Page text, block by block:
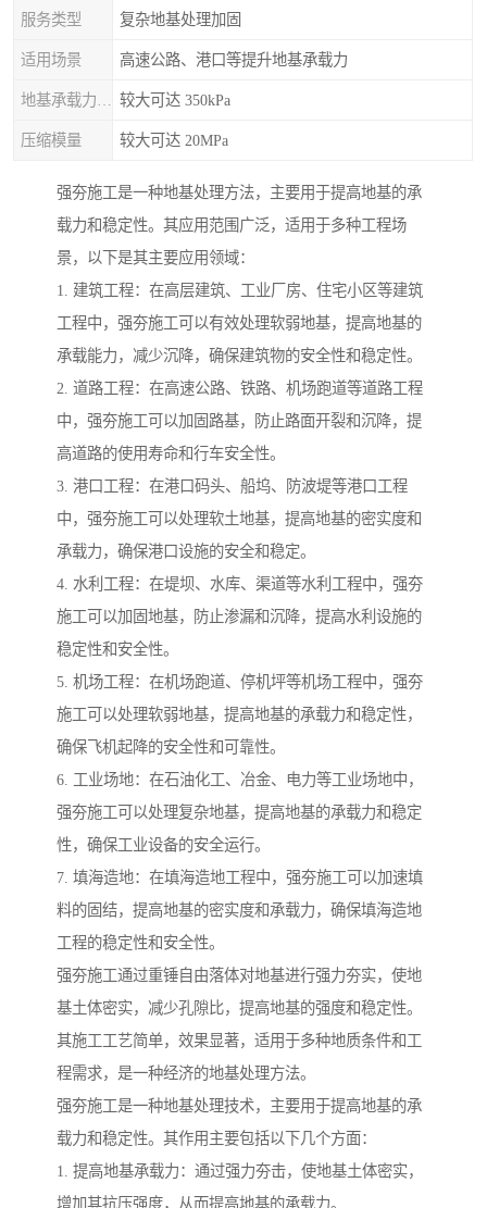
服务类型 复杂地基处理加固
适用场景 高速公路、港口等提升地基承载力
较大可达 350kPa
压缩模量 较大可达 20MPa
强夯施工是一种地基处理方法，主要用于提高地基的承
载力和稳定性。其应用范围广泛，适用于多种工程场
景，以下是其主要应用领域：
1. 建筑工程：在高层建筑、工业厂房、住宅小区等建筑
工程中，强夯施工可以有效处理软弱地基，提高地基的
承载能力，减少沉降，确保建筑物的安全性和稳定性。
2. 道路工程：在高速公路、铁路、机场跑道等道路工程
中，强夯施工可以加固路基，防止路面开裂和沉降，提
高道路的使用寿命和行车安全性。
3. 港口工程：在港口码头、船坞、防波堤等港口工程
中，强夯施工可以处理软土地基，提高地基的密实度和
承载力，确保港口设施的安全和稳定。
4. 水利工程：在堤坝、水库、渠道等水利工程中，强夯
施工可以加固地基，防止渗漏和沉降，提高水利设施的
稳定性和安全性。
5. 机场工程：在机场跑道、停机坪等机场工程中，强夯
施工可以处理软弱地基，提高地基的承载力和稳定性，
确保飞机起降的安全性和可靠性。
6. 工业场地：在石油化工、冶金、电力等工业场地中，
强夯施工可以处理复杂地基，提高地基的承载力和稳定
性，确保工业设备的安全运行。
7. 填海造地：在填海造地工程中，强夯施工可以加速填
料的固结，提高地基的密实度和承载力，确保填海造地
工程的稳定性和安全性。
强夯施工通过重锤自由落体对地基进行强力夯实，使地
基土体密实，减少孔隙比，提高地基的强度和稳定性。
其施工工艺简单，效果显著，适用于多种地质条件和工
程需求，是一种经济的地基处理方法。
强夯施工是一种地基处理技术，主要用于提高地基的承
载力和稳定性。其作用主要包括以下几个方面：
1. 提高地基承载力：通过强力夯击，使地基土体密实，
增加其抗压强度，从而提高地基的承载力。